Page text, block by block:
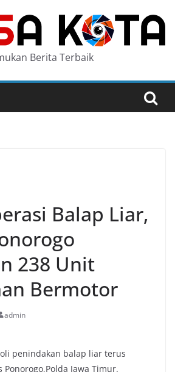
Berita Terbaik
Balap Liar,
238 Unit
Bermotor
admin
penindakan balap liar terus
Jawa Timur.